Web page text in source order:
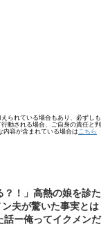
られている場合もあり、必ずしも
動される場合、ご自身の責任と判
内容が含まれている場合は こちら
？！」高熱の娘を診た
夫が驚いた事実とは
話ー俺ってイクメンだ